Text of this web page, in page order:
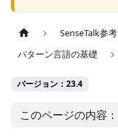
SenseTalk参考
パターン言語の基礎
バージョン：23.4
このページの内容：